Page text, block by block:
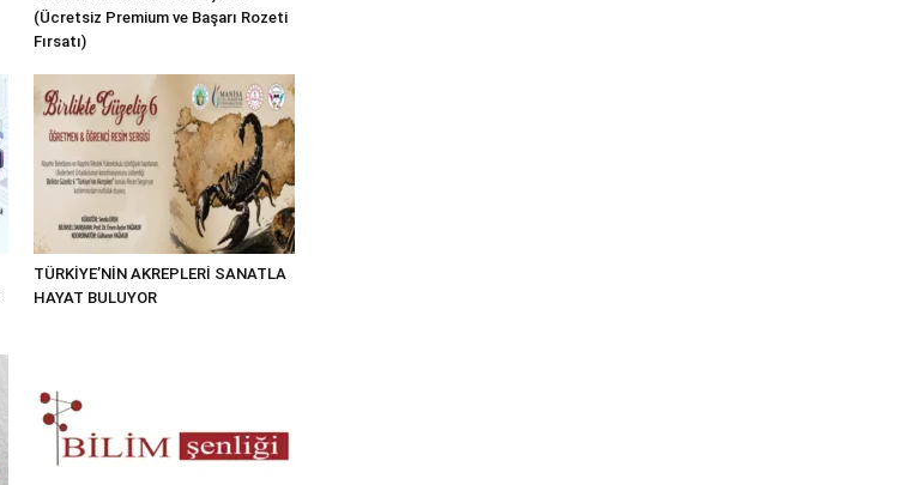
(Ücretsiz Premium ve Başarı Rozeti
Fırsatı)
TÜRKİYE’NİN AKREPLERİ SANATLA
HAYAT BULUYOR